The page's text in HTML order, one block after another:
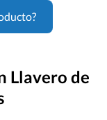
Llavero de